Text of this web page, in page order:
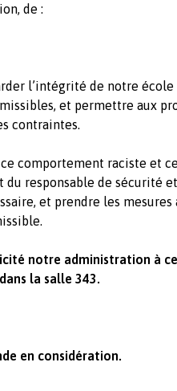
de :
l’intégrité de notre
et permettre aux
contraintes.
ce comportement raciste et
du responsable de sécurité
et prendre les mesures
notre administration à
la salle 343.
en considération.